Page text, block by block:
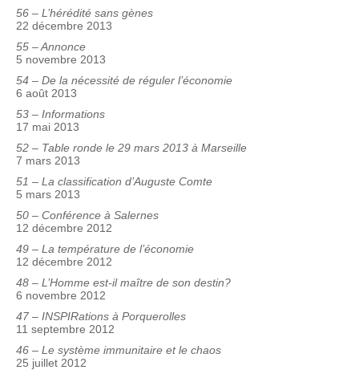
56 – L’hérédité sans gènes
22 décembre 2013
55 – Annonce
5 novembre 2013
54 – De la nécessité de réguler l’économie
6 août 2013
53 – Informations
17 mai 2013
52 – Table ronde le 29 mars 2013 à Marseille
7 mars 2013
51 – La classification d’Auguste Comte
5 mars 2013
50 – Conférence à Salernes
12 décembre 2012
49 – La température de l’économie
12 décembre 2012
48 – L’Homme est-il maître de son destin?
6 novembre 2012
47 – INSPIRations à Porquerolles
11 septembre 2012
46 – Le système immunitaire et le chaos
25 juillet 2012